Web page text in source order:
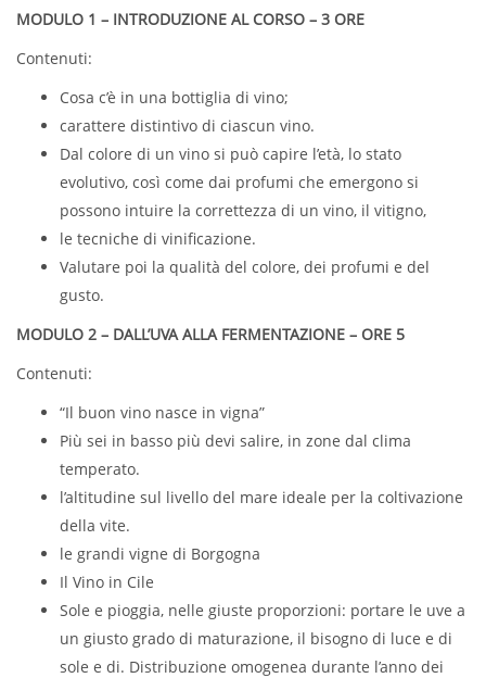
MODULO 1 – INTRODUZIONE AL CORSO – 3 ORE
Contenuti:
Cosa c’è in una bottiglia di vino;
carattere distintivo di ciascun vino.
Dal colore di un vino si può capire l’età, lo stato
evolutivo, così come dai profumi che emergono si
possono intuire la correttezza di un vino, il vitigno,
le tecniche di vinificazione.
Valutare poi la qualità del colore, dei profumi e del
gusto.
MODULO 2 – DALL’UVA ALLA FERMENTAZIONE – ORE 5
Contenuti:
“Il buon vino nasce in vigna”
Più sei in basso più devi salire, in zone dal clima
temperato.
l’altitudine sul livello del mare ideale per la coltivazione
della vite.
le grandi vigne di Borgogna
Il Vino in Cile
Sole e pioggia, nelle giuste proporzioni: portare le uve a
un giusto grado di maturazione, il bisogno di luce e di
sole e di. Distribuzione omogenea durante l’anno dei